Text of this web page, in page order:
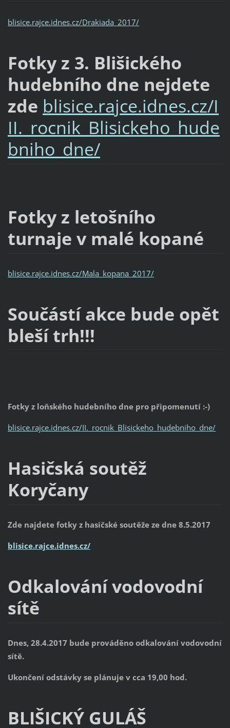
blisice.rajce.idnes.cz/Drakiada_2017/
Fotky z 3. Blišického
hudebního dne nejdete
zde blisice.rajce.idnes.cz/I
II._rocnik_Blisickeho_hude
bniho_dne/
Fotky z letošního
turnaje v malé kopané
blisice.rajce.idnes.cz/Mala_kopana_2017/
Součástí akce bude opět
bleší trh!!!
Fotky z loňského hudebního dne pro připomenutí :-)
blisice.rajce.idnes.cz/II._rocnik_Blisickeho_hudebniho_dne/
Hasičská soutěž
Koryčany
Zde najdete fotky z hasičské soutěže ze dne 8.5.2017
blisice.rajce.idnes.cz/
Odkalování vodovodní
sítě
Dnes, 28.4.2017 bude prováděno odkalování vodovodní
sítě.
Ukončení odstávky se plánuje v cca 19,00 hod.
BLIŠICKÝ GULÁŠ